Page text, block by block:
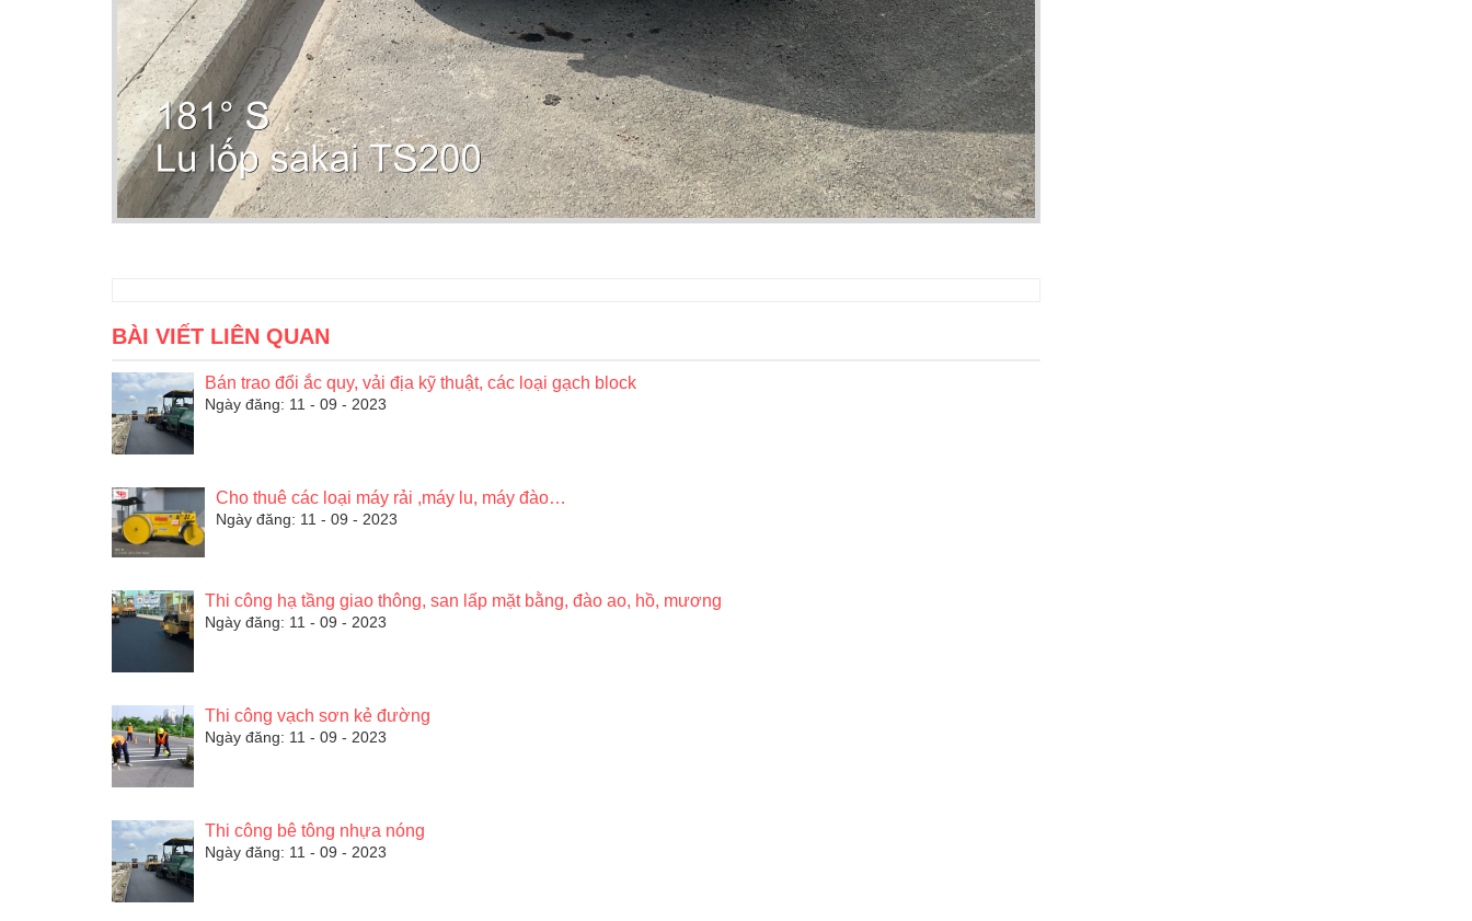
BÀI VIẾT LIÊN QUAN
Bán trao đổi ắc quy, vải địa kỹ thuật, các loại gạch block
Ngày đăng: 11 - 09 - 2023
Cho thuê các loại máy rải ,máy lu, máy đào…
Ngày đăng: 11 - 09 - 2023
Thi công hạ tầng giao thông, san lấp mặt bằng, đào ao, hồ, mương
Ngày đăng: 11 - 09 - 2023
Thi công vạch sơn kẻ đường
Ngày đăng: 11 - 09 - 2023
Thi công bê tông nhựa nóng
Ngày đăng: 11 - 09 - 2023